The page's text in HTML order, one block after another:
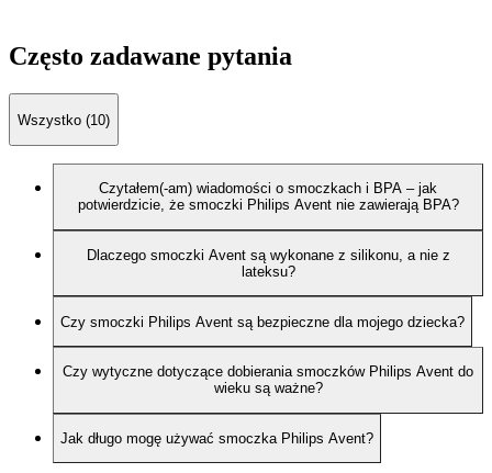
Często zadawane pytania
Wszystko (10)
Czytałem(-am) wiadomości o smoczkach i BPA – jak
potwierdzicie, że smoczki Philips Avent nie zawierają BPA?
Dlaczego smoczki Avent są wykonane z silikonu, a nie z
lateksu?
Czy smoczki Philips Avent są bezpieczne dla mojego dziecka?
Czy wytyczne dotyczące dobierania smoczków Philips Avent do
wieku są ważne?
Jak długo mogę używać smoczka Philips Avent?